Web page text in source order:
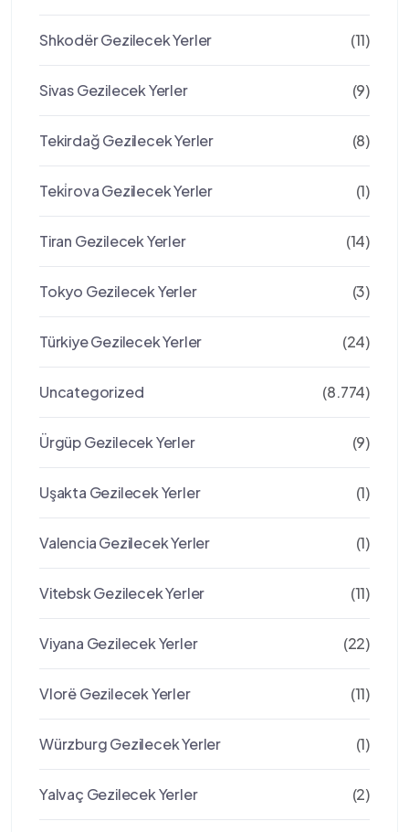
Shkodër Gezilecek Yerler (11)
Sivas Gezilecek Yerler (9)
Tekirdağ Gezilecek Yerler (8)
Teki̇rova Gezilecek Yerler (1)
Tiran Gezilecek Yerler (14)
Tokyo Gezilecek Yerler (3)
Türkiye Gezilecek Yerler (24)
Uncategorized (8.774)
Ürgüp Gezilecek Yerler (9)
Uşakta Gezilecek Yerler (1)
Valencia Gezilecek Yerler (1)
Vitebsk Gezilecek Yerler (11)
Viyana Gezilecek Yerler (22)
Vlorë Gezilecek Yerler (11)
Würzburg Gezilecek Yerler (1)
Yalvaç Gezilecek Yerler (2)